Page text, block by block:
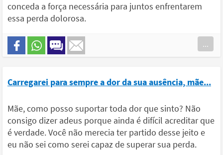
conceda a força necessária para juntos enfrentarem
essa perda dolorosa.
...
Carregarei para sempre a dor da sua ausência, mãe...
Mãe, como posso suportar toda dor que sinto? Não
consigo dizer adeus porque ainda é difícil acreditar que
é verdade. Você não merecia ter partido desse jeito e
eu não sei como serei capaz de superar sua perda.